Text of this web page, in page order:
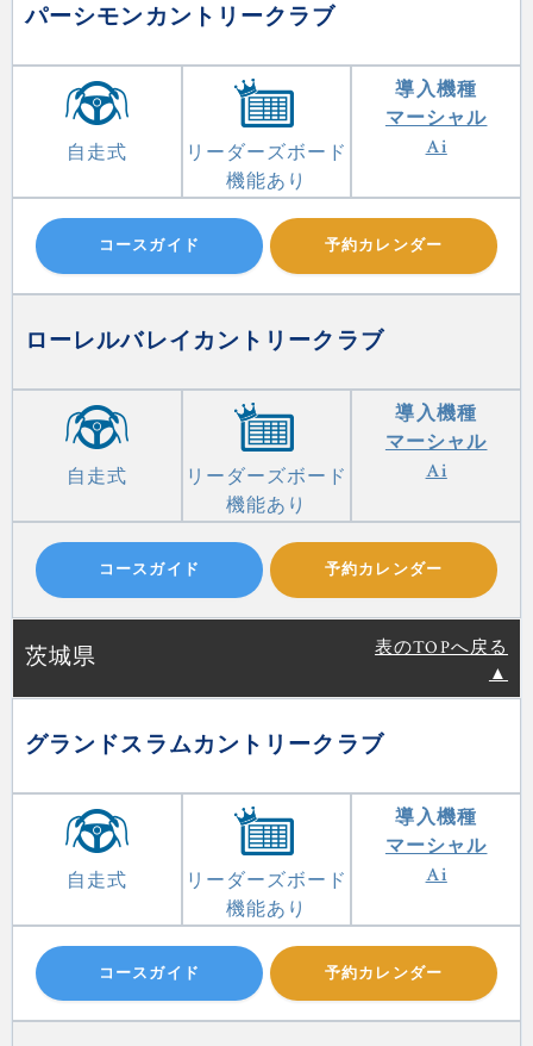
パーシモンカントリークラブ
自走式
リーダーズボード
機能あり
導入機種
マーシャル
Ai
コースガイド 予約カレンダー
ローレルバレイカントリークラブ
自走式
リーダーズボード
機能あり
導入機種
マーシャル
Ai
コースガイド 予約カレンダー
茨城県
表のTOPへ戻る
▲
グランドスラムカントリークラブ
自走式
リーダーズボード
機能あり
導入機種
マーシャル
Ai
コースガイド 予約カレンダー